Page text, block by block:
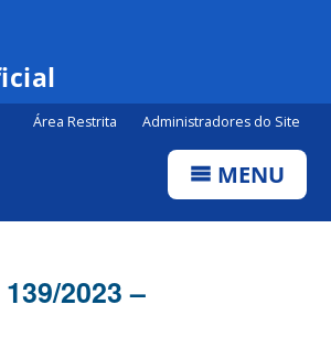
Área Restrita Administradores do Site
MENU
2023 –